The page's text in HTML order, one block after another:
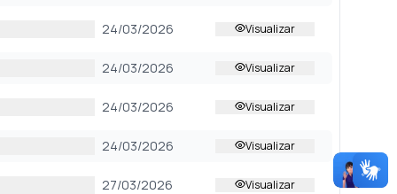
24/03/2026 Visualizar
24/03/2026 Visualizar
24/03/2026 Visualizar
24/03/2026 Visualizar
27/03/2026 Visualizar